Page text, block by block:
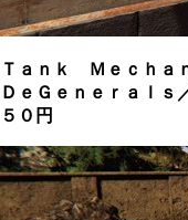
Ｔａｎｋ Ｍｅｃｈ
ＤｅＧｅｎｅｒａｌ
５０円